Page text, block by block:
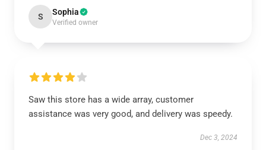
S Sophia
Verified owner
Saw this store has a wide array, customer
assistance was very good, and delivery was speedy.
Dec 3, 2024